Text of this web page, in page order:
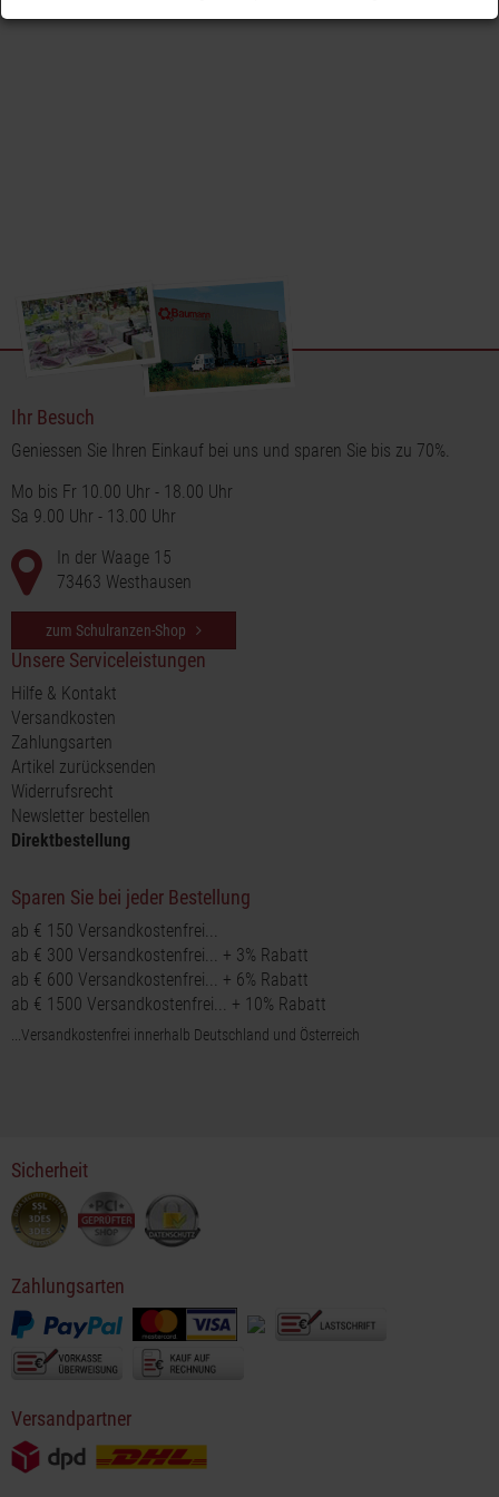
Ihr Besuch
Geniessen Sie Ihren Einkauf bei uns und sparen Sie bis zu 70%.
Mo bis Fr 10.00 Uhr - 18.00 Uhr
Sa 9.00 Uhr - 13.00 Uhr
In der Waage 15
73463 Westhausen
zum Schulranzen-Shop
Unsere Serviceleistungen
Hilfe & Kontakt
Versandkosten
Zahlungsarten
Artikel zurücksenden
Widerrufsrecht
Newsletter bestellen
Direktbestellung
Sparen Sie bei jeder Bestellung
ab € 150 Versandkostenfrei...
ab € 300 Versandkostenfrei... + 3% Rabatt
ab € 600 Versandkostenfrei... + 6% Rabatt
ab € 1500 Versandkostenfrei... + 10% Rabatt
...Versandkostenfrei innerhalb Deutschland und Österreich
Sicherheit
Zahlungsarten
Versandpartner